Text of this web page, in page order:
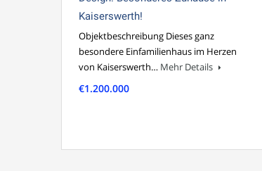
Kaiserswerth!
Objektbeschreibung Dieses ganz
besondere Einfamilienhaus im Herzen
von Kaiserswerth… Mehr Details
€1.200.000